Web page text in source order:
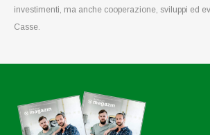
investimenti, ma anche cooperazione, sviluppi ed
Casse.